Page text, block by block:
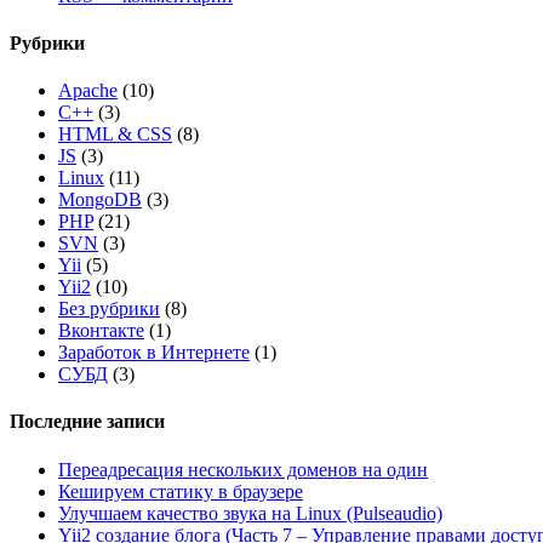
Рубрики
Apache (10)
C++ (3)
HTML & CSS (8)
JS (3)
Linux (11)
MongoDB (3)
PHP(21)
SVN (3)
Yii (5)
Yii2 (10)
Без рубрики (8)
Вконтакте (1)
Заработок в Интернете (1)
СУБД (3)
Последние записи
Переадресация нескольких доменов на один
Кешируем статику в браузере
Улучшаем качество звука на Linux (Pulseaudio)
Yii2 создание блога (Часть 7 – Управление правами